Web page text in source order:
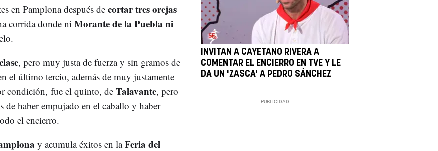
en Pamplona después decortar tres orejas
corrida donde ni Morante de la Puebla ni
, pero muy justa de fuerza y sin gramos de
el último tercio, además de muy justamente
condición, fue el quinto, de Talavante, pero
haber empujado en el caballo y haber
el encierro.
y acumula éxitos en laFeria del
INVITAN A CAYETANO RIVERA A
COMENTAR EL ENCIERRO EN TVE Y LE
DA UN 'ZASCA' A PEDRO SÁNCHEZ